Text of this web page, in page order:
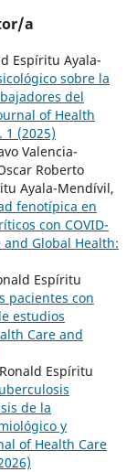
a
Espíritu Ayala-
sobre la
del
of Health
1 (2025)
Valencia-
Roberto
Ayala-Mendívil,
fenotípica en
con COVID-
and Global Health:
Espíritu
pacientes con
estudios
Care and
Espíritu
de la
y
of Health Care